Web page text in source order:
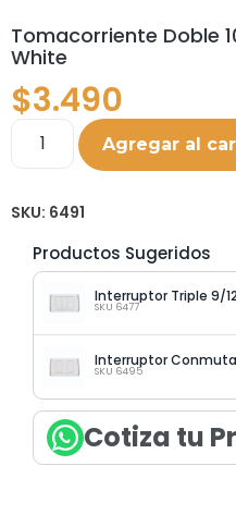
Tomacorriente Doble
White
$3.490
Agregar al
SKU: 6491
Productos Sugeridos
SKU 6477
SKU 6495
Cotiza tu